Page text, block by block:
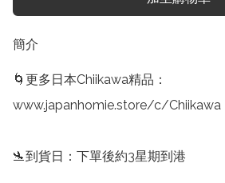
簡介
🌀更多日本Chiikawa精品：
www.japanhomie.store/c/Chiikawa
🛬到貨日：下單後約3星期到港